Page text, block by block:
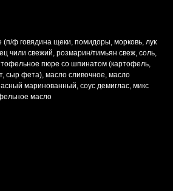
ф говядина щеки, помидоры, морковь, лук
чили свежий, розмарин/тимьян свеж, соль,
пюре со шпинатом (картофель,
сыр фета), масло сливочное, масло
маринованный, соус демиглас, микс
масло